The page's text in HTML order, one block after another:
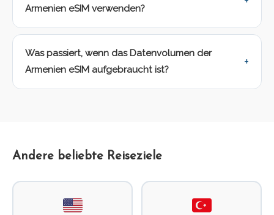
Armenien eSIM verwenden?
Was passiert, wenn das Datenvolumen der
Armenien eSIM aufgebraucht ist?
Andere beliebte Reiseziele